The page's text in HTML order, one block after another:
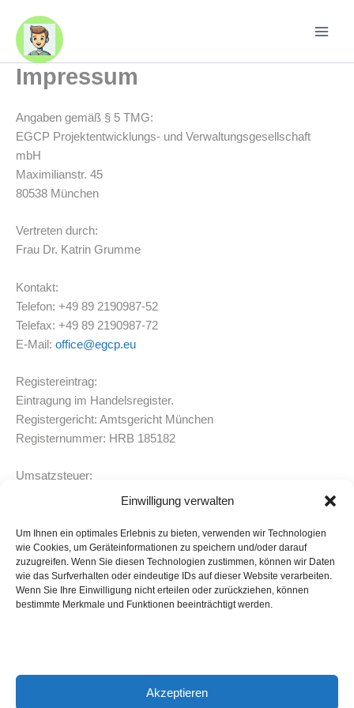
Einwilligung verwalten
Um Ihnen ein optimales Erlebnis zu bieten, verwenden wir Technologien
wie Cookies, um Geräteinformationen zu speichern und/oder darauf
zuzugreifen. Wenn Sie diesen Technologien zustimmen, können wir Daten
wie das Surfverhalten oder eindeutige IDs auf dieser Website verarbeiten.
Wenn Sie Ihre Einwilligung nicht erteilen oder zurückziehen, können
bestimmte Merkmale und Funktionen beeinträchtigt werden.
Akzeptieren
Inhalt
springen
Impressum
Angaben gemäß § 5 TMG:
EGCP Projektentwicklungs- und Verwaltungsgesellschaft
mbH
Maximilianstr. 45
80538 München
Vertreten durch:
Frau Dr. Katrin Grumme
Kontakt:
Telefon: +49 89 2190987-52
Telefax: +49 89 2190987-72
E-Mail: office@egcp.eu
Registereintrag:
Eintragung im Handelsregister.
Registergericht: Amtsgericht München
Registernummer: HRB 185182
Umsatzsteuer:
Umsatzsteuer-Identifikationsnummer gemäß §27 a
DE 815215369
Aufsichtsbehörde:
Landratsamt München
Cookie-Richtlinie (EU)